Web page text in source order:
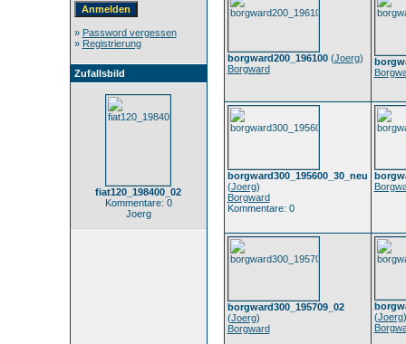
» Password vergessen
» Registrierung
Zufallsbild
fiat120_198400_02
Kommentare: 0
Joerg
borgward200_196100(Joerg)
Borgward
borgward300_195600_30_neu
(Joerg)
Borgward
Kommentare: 0
borgward300_195709_02
(Joerg)
Borgward
(Joerg)